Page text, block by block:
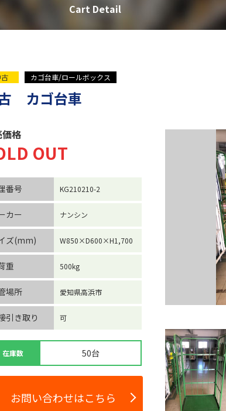
Cart Detail
カゴ台車/ロールボックス
カゴ台車
格
OUT
番号 KG210210-2
カー ナンシン
ズ(mm) W850×D600×H1,700
重 500kg
場所 愛知県高浜市
引き取り 可
在庫数 50台
お問い合わせはこちら